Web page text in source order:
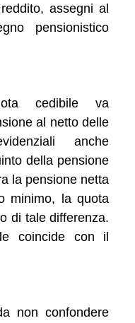
assegni al
pensionistico
cedibile va
al netto delle
anche
della pensione
la pensione netta
minimo, la quota
di tale differenza.
coincide con il
non confondere